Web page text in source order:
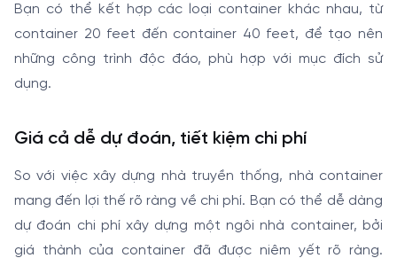
Bạn có thể kết hợp các loại container khác nhau, từ
container 20 feet đến container 40 feet, để tạo nên
những công trình độc đáo, phù hợp với mục đích sử
dụng.
Giá cả dễ dự đoán, tiết kiệm chi phí
So với việc xây dựng nhà truyền thống, nhà container
mang đến lợi thế rõ ràng về chi phí. Bạn có thể dễ dàng
dự đoán chi phí xây dựng một ngôi nhà container, bởi
giá thành của container đã được niêm yết rõ ràng.